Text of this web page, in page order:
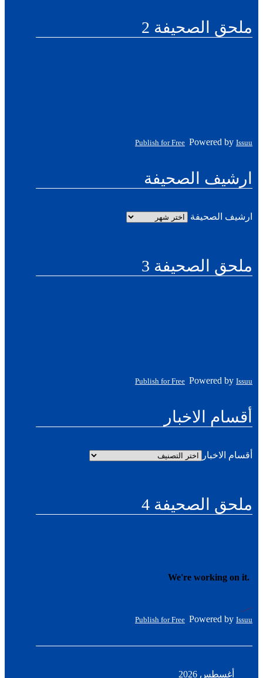
ملحق الصحيفة 2
Powered by Issuu
Publish for Free
ارشيف الصحيفة
ارشيف الصحيفة
ملحق الصحيفة 3
Powered by Issuu
Publish for Free
أقسام الاخبار
أقسام الاخبار
ملحق الصحيفة 4
Powered by Issuu
Publish for Free
أغسطس 2026